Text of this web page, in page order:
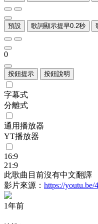
預設 歌詞顯示提早0.2秒
0
按鈕提示 按鈕說明
字幕式
分離式
通用播放器
YT播放器
16:9
21:9
此歌曲目前沒有中文翻譯
影片來源： https://
1年前